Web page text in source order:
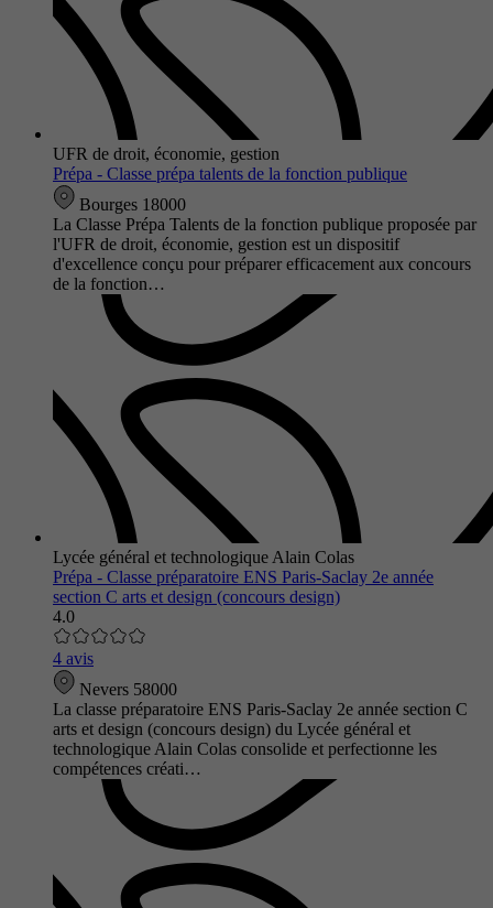
UFR de droit, économie, gestion
Prépa - Classe prépa talents de la fonction publique
Bourges 18000
La Classe Prépa Talents de la fonction publique proposée par
l'UFR de droit, économie, gestion est un dispositif
d'excellence conçu pour préparer efficacement aux concours
de la fonction…
Lycée général et technologique Alain Colas
Prépa - Classe préparatoire ENS Paris-Saclay 2e année
section C arts et design (concours design)
4.0
4 avis
Nevers 58000
La classe préparatoire ENS Paris-Saclay 2e année section C
arts et design (concours design) du Lycée général et
technologique Alain Colas consolide et perfectionne les
compétences créati…